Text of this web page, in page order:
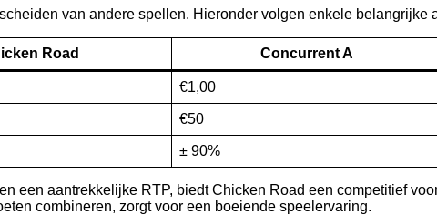
van andere spellen. Hieronder volgen enkele belangrijke
Road Concurrent A
€1,00
€50
± 90%
een aantrekkelijke RTP, biedt Chicken Road een competitief
combineren, zorgt voor een boeiende speelervaring.